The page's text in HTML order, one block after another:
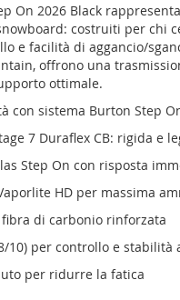
On 2026 Black
costruiti per chi
e facilità di aggancio/
offrono una
ottimale.
con sistema Burton Step
7 Duraflex CB: rigida e
Step On con risposta
HD per massima
di carbonio rinforzata
10) per controllo e stabilità
per ridurre la fatica